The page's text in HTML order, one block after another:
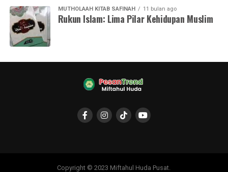
MUTHOLAAH KITAB SAFINAH 11 bulan ago
Rukun Islam: Lima Pilar Kehidupan Muslim
Copyright © 2023 Miftahul Huda Pusat.